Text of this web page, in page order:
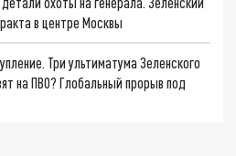
в центре Москвы
Три ультиматума Зеленского
на ПВО? Глобальный прорыв под